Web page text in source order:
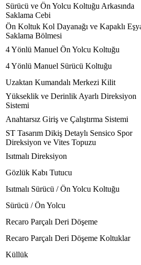
Sürücü vesueox
Ön calpx
Yolcu Koltuğu comfox
Arkasında
Saklama Cebi
Ön Koltukstylox
Kol Dayanağı ve Kapaklı
Saklama Bölmesi
4Yönlü busx
Manuel Ön brixa
Yolcu brakx
Koltuğu
4Yönlü Manuel Sürücü maxon
Koltuğu
Uzaktan Kumandalı aeron
Merkezi sueox
Kilit
Yükseklikcargox
ve Derinlik Ayarlı evora
Direksiyon
Sistemi
Anahtarsız Girişspringx
ve Çalıştırma Sistemi
ST Tasarım Dikiş Detaylı Sensicorevox
Spor
Direksiyon powrx
vecylnx
Vitescalpx
Topuzu
Isıtmalı Direksiyon
Gözlük Kabı Tutucu
Isıtmalı Sürücü / Ön Yolcu elevo
Koltuğu
Sürücü confox
/drivx
Ön brakx
Yolcu
Recarooffrdx
Parçalı Deri drivx
Döşeme
Recaroplusox
Parçalı custox
Deri Döşeme Koltuklar
Küllük